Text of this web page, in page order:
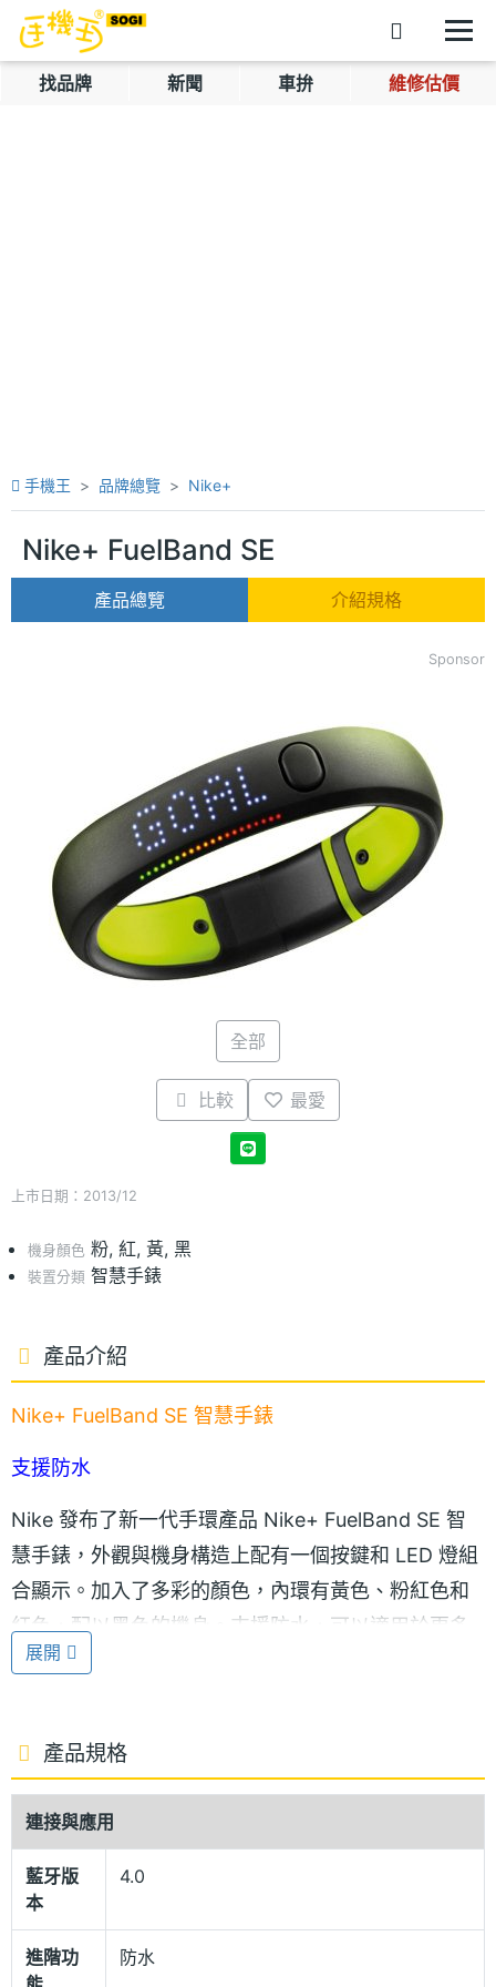
找品牌 新聞 車拚 維修估價
手機王 品牌總覽 Nike+
Nike+ FuelBand SE
產品總覽 介紹規格
Sponsor
全部
比較 最愛
上市日期：2013/12
機身顏色 粉, 紅, 黃, 黑
裝置分類 智慧手錶
產品介紹
Nike+ FuelBand SE 智慧手錶
支援防水
Nike 發布了新一代手環產品 Nike+ FuelBand SE 智
慧手錶，外觀與機身構造上配有一個按鍵和 LED 燈組
合顯示。加入了多彩的顏色，內環有黃色、粉紅色和
紅色，配以黑色的機身。支援防水，可以適用於更多
惡劣場景，另外，雙點手環可顯示時間，充當手錶的
省電效果
Nike+ FuelBand SE 智慧手錶加入了藍牙 4.0 的支
援，可以與 iPhone 即時無縫傳輸訊息，同時也做到更
低功耗。值得一提的是，手環也加入對應 iPhone
5S，可以充分利用 M7 協同處理器的省電效果，做到
更長的電池續航力。
展開
產品規格
連接與應用
藍牙版
本
4.0
進階功
防水